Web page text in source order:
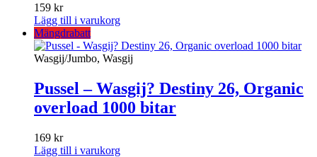
159 kr
Lägg till i varukorg
Mängdrabatt
Wasgij/Jumbo, Wasgij
Pussel – Wasgij? Destiny 26, Organic
overload 1000 bitar
169 kr
Lägg till i varukorg